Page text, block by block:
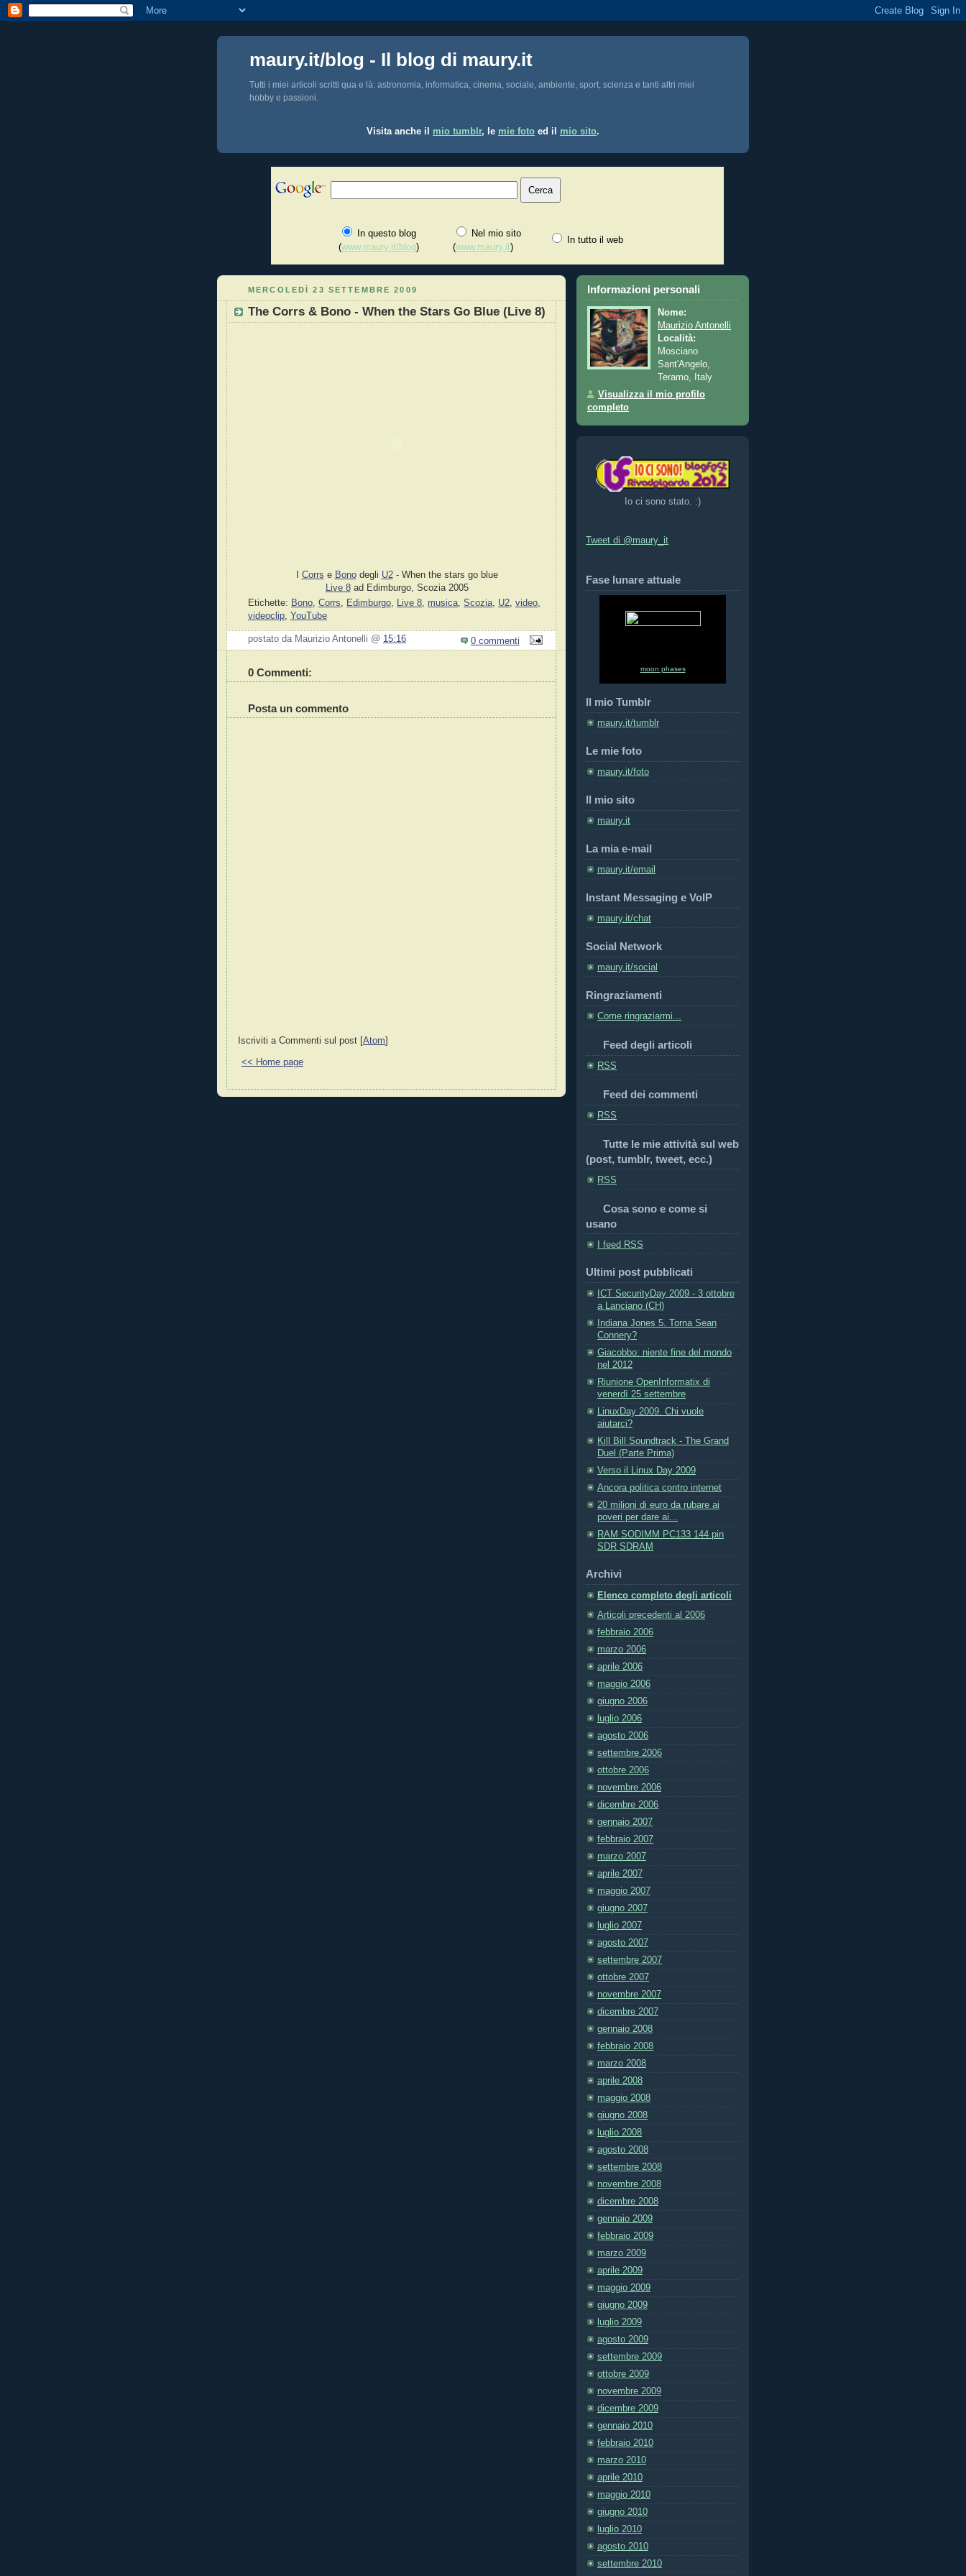
maury.it/blog - Il blog di maury.it
Tutti i miei articoli scritti qua e là: astronomia, informatica, cinema, sociale, ambiente, sport, scienza e tanti altri miei
hobby e passioni.
Visita anche il mio tumblr, le mie foto ed il mio sito.
In questo blog
(www.maury.it/blog)
Nel mio sito
(www.maury.it)
In tutto il web
MERCOLEDÌ 23 SETTEMBRE 2009
The Corrs & Bono - When the Stars Go Blue (Live 8)
Corrs e Bonodegli U2- When the stars go blue
Live 8ad Edimburgo, Scozia 2005
Etichette: Bono, Corrs, Edimburgo, Live 8, musica, Scozia, U2, video,
videoclip, YouTube
postato da Maurizio Antonelli @ 15:16 0 commenti
0 Commenti:
Posta un commento
Iscriviti a Commenti sul post [Atom]
<< Home page
Informazioni personali
Nome:
Maurizio Antonelli
Località:
Mosciano
Sant'Angelo,
Teramo, Italy
Visualizza il mio profilo
completo
Io ci sono stato. :)
Tweet di @maury_it
Fase lunare attuale
moon phases
Il mio Tumblr
maury.it/tumblr
Le mie foto
maury.it/foto
Il mio sito
maury.it
La mia e-mail
maury.it/email
Instant Messaging e VoIP
maury.it/chat
Social Network
maury.it/social
Ringraziamenti
Come ringraziarmi...
Feed degli articoli
RSS
Feed dei commenti
RSS
Tutte le mie attività sul web
(post, tumblr, tweet, ecc.)
RSS
Cosa sono e come si
usano
I feed RSS
Ultimi post pubblicati
ICT SecurityDay 2009 - 3 ottobre
a Lanciano (CH)
Indiana Jones 5. Torna Sean
Connery?
Giacobbo: niente fine del mondo
nel 2012
Riunione OpenInformatix di
venerdì 25 settembre
LinuxDay 2009. Chi vuole
aiutarci?
Kill Bill Soundtrack - The Grand
Duel (Parte Prima)
Verso il Linux Day 2009
Ancora politica contro internet
20 milioni di euro da rubare ai
poveri per dare ai...
RAM SODIMM PC133 144 pin
SDR SDRAM
Archivi
Elenco completo degli articoli
Articoli precedenti al 2006
febbraio 2006
marzo 2006
aprile 2006
maggio 2006
giugno 2006
luglio 2006
agosto 2006
settembre 2006
ottobre 2006
novembre 2006
dicembre 2006
gennaio 2007
febbraio 2007
marzo 2007
aprile 2007
maggio 2007
giugno 2007
luglio 2007
agosto 2007
settembre 2007
ottobre 2007
novembre 2007
dicembre 2007
gennaio 2008
febbraio 2008
marzo 2008
aprile 2008
maggio 2008
giugno 2008
luglio 2008
agosto 2008
settembre 2008
novembre 2008
dicembre 2008
gennaio 2009
febbraio 2009
marzo 2009
aprile 2009
maggio 2009
giugno 2009
luglio 2009
agosto 2009
settembre 2009
ottobre 2009
novembre 2009
dicembre 2009
gennaio 2010
febbraio 2010
marzo 2010
aprile 2010
maggio 2010
giugno 2010
luglio 2010
agosto 2010
settembre 2010